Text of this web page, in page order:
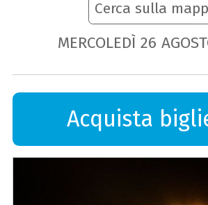
Cerca sulla
MERCOLEDÌ 26
Acquista